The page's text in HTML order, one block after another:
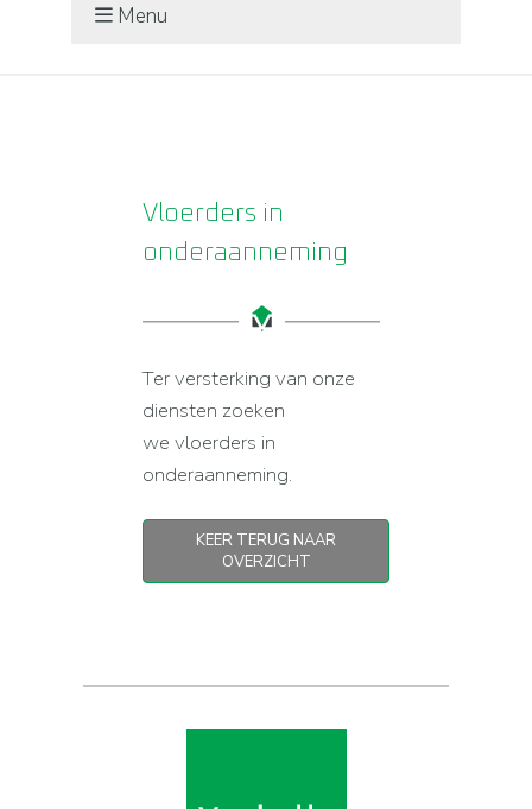
Menu
Vloerders in
onderaanneming
Ter versterking van onze
diensten zoeken
we vloerders in
onderaanneming.
KEER TERUG NAAR
OVERZICHT